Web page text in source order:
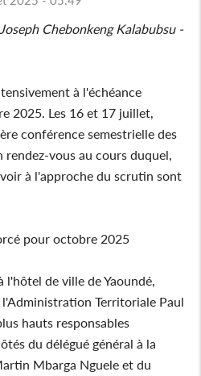
Chebonkeng Kalabubsu -
à l'échéance
2025. Les 16 et 17 juillet,
conférence semestrielle des
vous au cours duquel,
à l'approche du scrutin sont
pour octobre 2025
de ville de Yaoundé,
Territoriale Paul
hauts responsables
du délégué général à la
Mbarga Nguele et du